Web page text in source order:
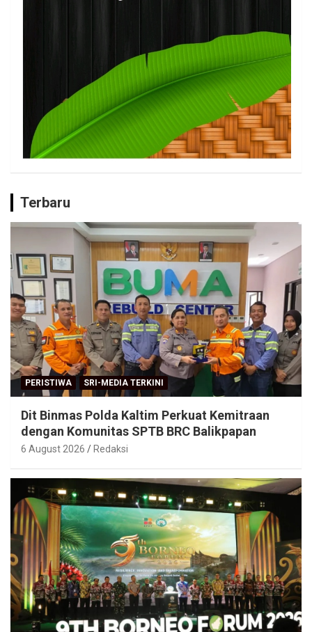
Terbaru
PERISTIWA SRI-MEDIA TERKINI
Dit Binmas Polda Kaltim Perkuat Kemitraan
dengan Komunitas SPTB BRC Balikpapan
6 August 2026 Redaksi